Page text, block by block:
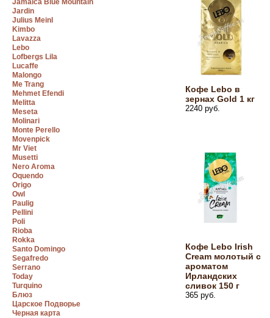
Jamaica Blue Mountain
Jardin
Julius Meinl
Kimbo
Lavazza
Lebo
Lofbergs Lila
Lucaffe
Malongo
Me Trang
Mehmet Efendi
Melitta
Meseta
Molinari
Monte Perello
Movenpick
Mr Viet
Musetti
Nero Aroma
Oquendo
Origo
Owl
Paulig
Pellini
Poli
Rioba
Rokka
Santo Domingo
Segafredo
Serrano
Today
Turquino
Блюз
Царское Подворье
Черная карта
Кофе Lebo в
зернах Gold 1 кг
2240 руб.
Кофе Lebo Irish
Cream молотый с
ароматом
Ирландских
сливок 150 г
365 руб.